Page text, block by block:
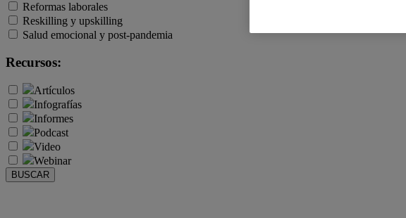
Reformas laborales
Reskilling y upskilling
Salud emocional y post-pandemia
Recursos:
Artículos
Infografías
Informes
Podcast
Video
Webinar
BUSCAR